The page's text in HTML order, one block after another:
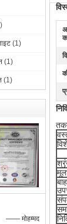
(1)
(1)
(1)
—— मोहम्मद